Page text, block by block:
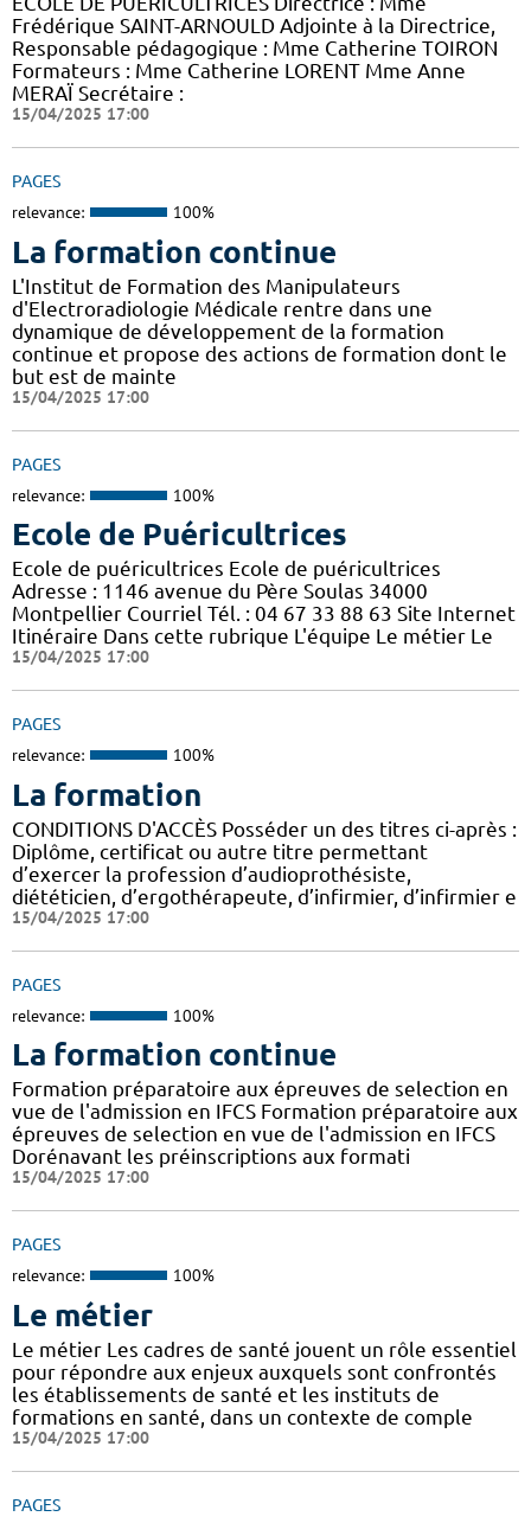
Frédérique SAINT-ARNOULD Adjointe à la Directrice,
Responsable pédagogique : Mme Catherine TOIRON
Formateurs : Mme Catherine LORENT Mme Anne
MERAÏ Secrétaire :
15/04/2025 17:00
PAGES
relevance: 100%
La formation continue
L'Institut de Formation des Manipulateurs
d'Electroradiologie Médicale rentre dans une
dynamique de développement de la formation
continue et propose des actions de formation dont le
but est de mainte
15/04/2025 17:00
PAGES
relevance: 100%
Ecole de Puéricultrices
Ecole de puéricultrices Ecole de puéricultrices
Adresse : 1146 avenue du Père Soulas 34000
Montpellier Courriel Tél. : 04 67 33 88 63 Site Internet
Itinéraire Dans cette rubrique L'équipe Le métier Le
15/04/2025 17:00
PAGES
relevance: 100%
La formation
CONDITIONS D'ACCÈS Posséder un des titres ci-après :
Diplôme, certificat ou autre titre permettant
d’exercer la profession d’audioprothésiste,
diététicien, d’ergothérapeute, d’infirmier, d’infirmier e
15/04/2025 17:00
PAGES
relevance: 100%
La formation continue
Formation préparatoire aux épreuves de selection en
vue de l'admission en IFCS Formation préparatoire aux
épreuves de selection en vue de l'admission en IFCS
Dorénavant les préinscriptions aux formati
15/04/2025 17:00
PAGES
relevance: 100%
Le métier
Le métier Les cadres de santé jouent un rôle essentiel
pour répondre aux enjeux auxquels sont confrontés
les établissements de santé et les instituts de
formations en santé, dans un contexte de comple
15/04/2025 17:00
PAGES